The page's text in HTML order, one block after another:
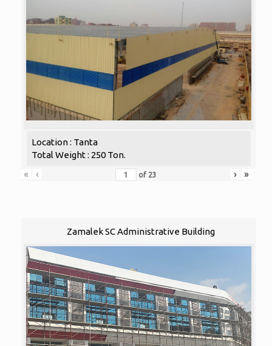
Location : Tanta
Total Weight : 250 Ton.
«
‹ of 23 › »
Zamalek SC Administrative Building